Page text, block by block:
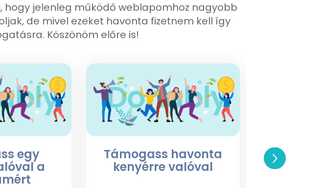
hogy jelenleg működő weblapomhoz nagyobb
de mivel ezeket havonta fizetnem kell így
Köszönöm előre is!
egy
a
Támogass havonta
kenyérre valóval